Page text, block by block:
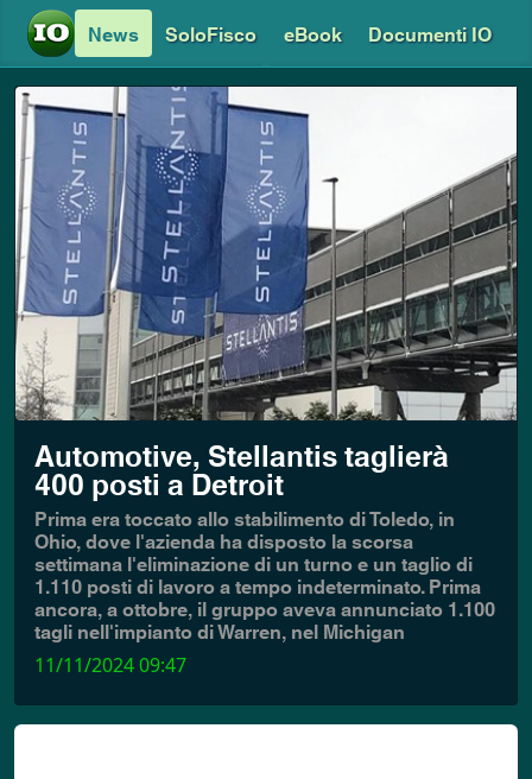
News SoloFisco eBook Documenti IO
Automotive, Stellantis taglierà
400 posti a Detroit
Prima era toccato allo stabilimento di Toledo, in
Ohio, dove l'azienda ha disposto la scorsa
settimana l'eliminazione di un turno e un taglio di
1.110 posti di lavoro a tempo indeterminato. Prima
ancora, a ottobre, il gruppo aveva annunciato 1.100
tagli nell'impianto di Warren, nel Michigan
11/11/2024 09:47